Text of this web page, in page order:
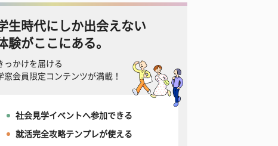
生時代にしか出会えない
験がここにある。
っかけを届ける
窓会員限定コンテンツが満載！
社会見学イベントへ参加できる
就活完全攻略テンプレが使える